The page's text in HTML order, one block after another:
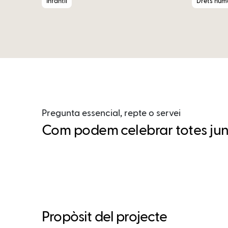
Pregunta essencial, repte o servei
Com podem celebrar totes
Propòsit del projecte